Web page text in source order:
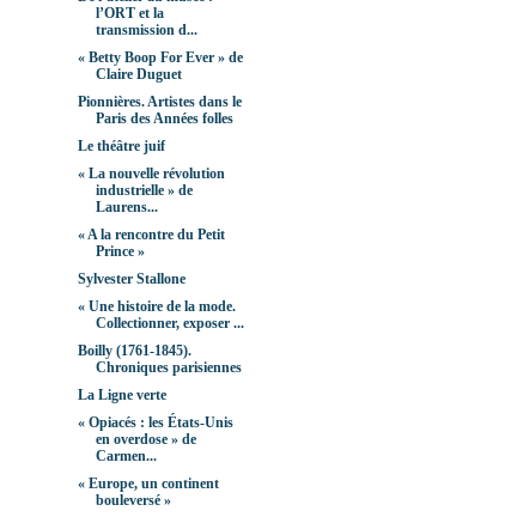
l’ORT et la
transmission d...
« Betty Boop For Ever » de
Claire Duguet
Pionnières. Artistes dans le
Paris des Années folles
Le théâtre juif
« La nouvelle révolution
industrielle » de
Laurens...
« A la rencontre du Petit
Prince »
Sylvester Stallone
« Une histoire de la mode.
Collectionner, exposer ...
Boilly (1761-1845).
Chroniques parisiennes
La Ligne verte
« Opiacés : les États-Unis
en overdose » de
Carmen...
« Europe, un continent
bouleversé »